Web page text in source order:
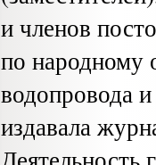
и членов
по народному
водопровода
издавала